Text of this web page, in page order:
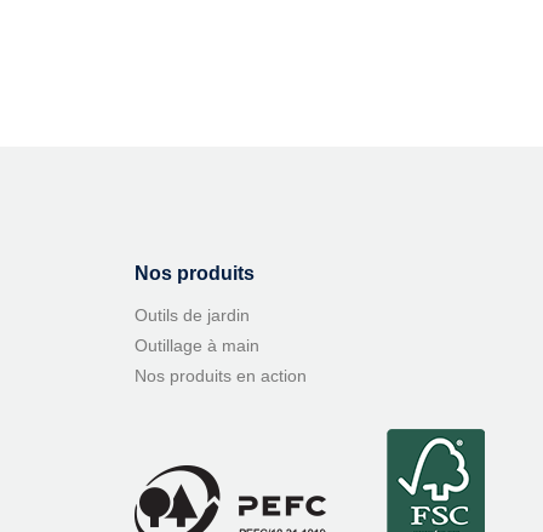
Nos produits
Outils de jardin
Outillage à main
Nos produits en action